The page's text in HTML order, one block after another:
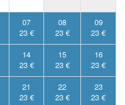
07
23 €
08
23 €
09
23 €
14
23 €
15
23 €
16
23 €
21
23 €
22
23 €
23
23 €